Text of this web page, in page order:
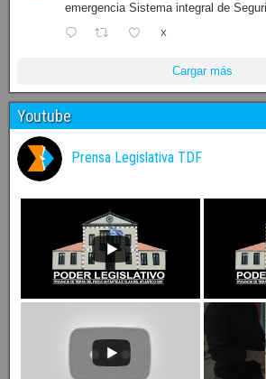
emergencia Sistema integral de
X
Cargar más
Youtube
Prensa Legislativa TDF